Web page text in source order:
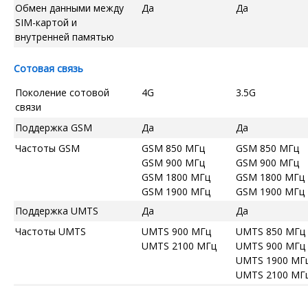
Обмен данными между
SIM-картой и
внутренней памятью
Да Да
Сотовая связь
Поколение сотовой
связи
4G 3.5G
Поддержка GSM Да
Да
Частоты GSM
GSM 850 МГц
GSM 900 МГц
GSM 1800 МГц
GSM 1900 МГц
GSM 850 МГц
GSM 900 МГц
GSM 1800 МГц
GSM 1900 МГц
Поддержка UMTS
Да
Да
Частоты UMTS
UMTS 900 МГц
UMTS 2100 МГц
UMTS 850 МГц
UMTS 900 МГц
UMTS 1900
UMTS 2100